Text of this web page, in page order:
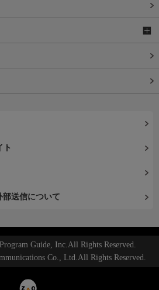
ト
部送信について
Guide, Inc.All Rights Reserved.
Co., Ltd.All Rights Reserved.